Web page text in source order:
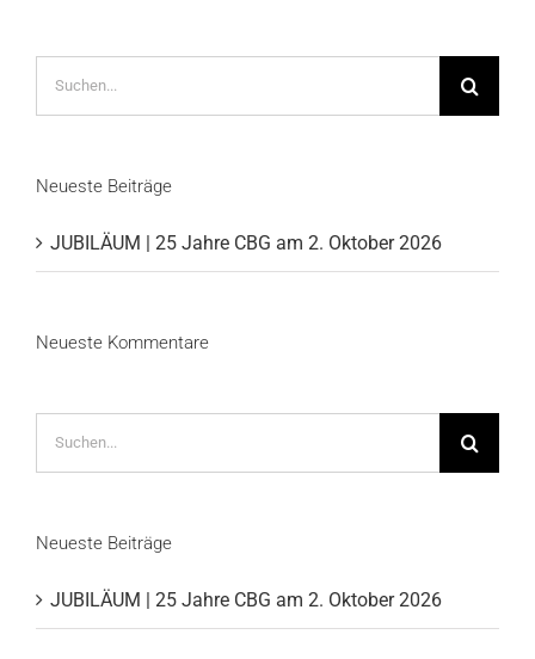
Neueste Beiträge
JUBILÄUM | 25 Jahre CBG am 2. Oktober 2026
Neueste Kommentare
Neueste Beiträge
JUBILÄUM | 25 Jahre CBG am 2. Oktober 2026